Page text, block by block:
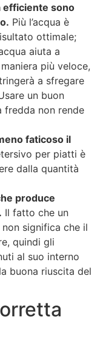
efficiente sono
Più l’acqua è
ottimale;
aiuta a
più veloce,
a sfregare
un buon
fredda non rende
faticoso il
per piatti è
dalla quantità
produce
Il fatto che un
significa che il
quindi gli
al suo interno
buona riuscita del